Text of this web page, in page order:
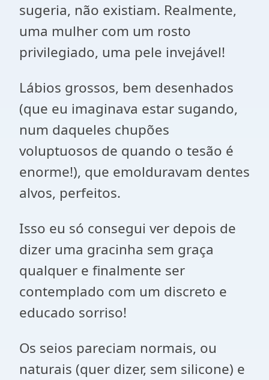
sugeria, não existiam. Realmente,
uma mulher com um rosto
privilegiado, uma pele invejável!
Lábios grossos, bem desenhados
(que eu imaginava estar sugando,
num daqueles chupões
voluptuosos de quando o tesão é
enorme!), que emolduravam dentes
alvos, perfeitos.
Isso eu só consegui ver depois de
dizer uma gracinha sem graça
qualquer e finalmente ser
contemplado com um discreto e
educado sorriso!
Os seios pareciam normais, ou
naturais (quer dizer, sem silicone) e